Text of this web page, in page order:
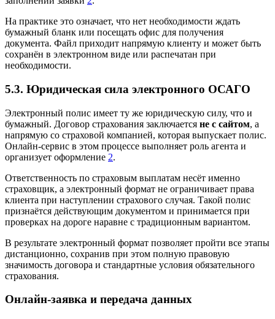
На практике это означает, что нет необходимости ждать
бумажный бланк или посещать офис для получения
документа. Файл приходит напрямую клиенту и может быть
сохранён в электронном виде или распечатан при
необходимости.
5.3. Юридическая сила электронного ОСАГО
Электронный полис имеет ту же юридическую силу, что и
бумажный. Договор страхования заключается не с сайтом, а
напрямую со страховой компанией, которая выпускает полис.
Онлайн‑сервис в этом процессе выполняет роль агента и
организует оформление 2.
Ответственность по страховым выплатам несёт именно
страховщик, а электронный формат не ограничивает права
клиента при наступлении страхового случая. Такой полис
признаётся действующим документом и принимается при
проверках на дороге наравне с традиционным вариантом.
В результате электронный формат позволяет пройти все этапы
дистанционно, сохранив при этом полную правовую
значимость договора и стандартные условия обязательного
страхования.
Онлайн‑заявка и передача данных